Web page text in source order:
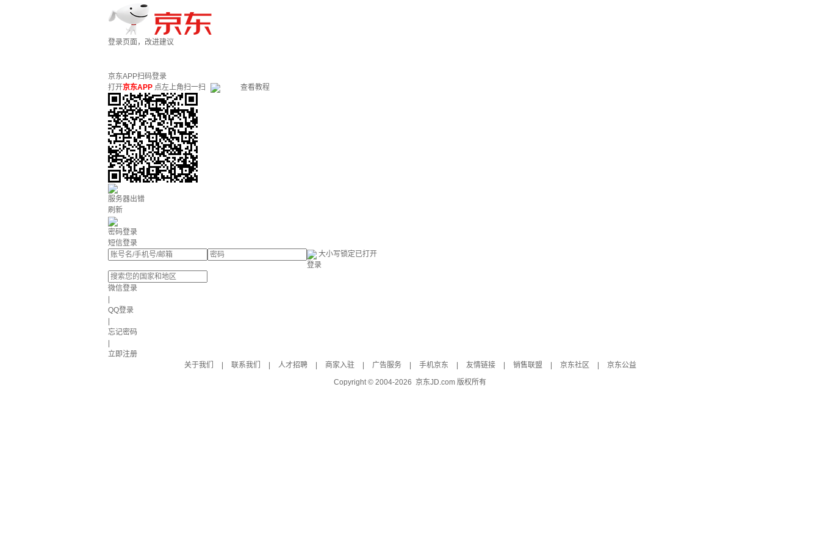
登录页面，改进建议
京东APP扫码登录
打开京东APP 点左上角扫一扫 查看教程
服务器出错
刷新
密码登录
短信登录
大小写锁定已打开
登录
微信登录
QQ登录
忘记密码
立即注册
关于我们
联系我们 人才招聘 商家入驻 广告服务 手机京东 友情链接 销售联盟 京东社区
京东公益
Copyright © 2004-2026 京东JD.com 版权所有